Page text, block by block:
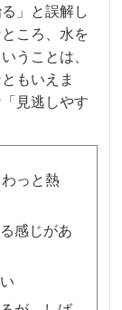
」と誤解し
ころ、水を
うことは、
もいえま
見逃しやす
っと熱
感じがあ